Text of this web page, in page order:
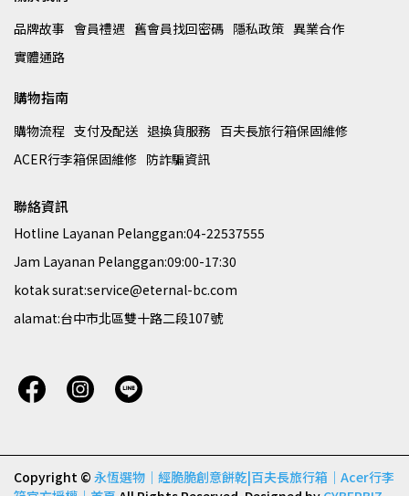
品牌故事 會員禮遇 舊會員找回密碼 隱私政策 異業合作
實體通路
購物指南
購物流程 支付及配送 退換貨服務 百夫長旅行箱保固維修
ACER行李箱保固維修 防詐騙資訊
聯絡資訊
Hotline Layanan Pelanggan:04-22537555
Jam Layanan Pelanggan:09:00-17:30
kotak surat:service@eternal-bc.com
alamat:台中市北區雙十路二段107號
Copyright © 永恆選物｜經脆脆創意餅乾|百夫長旅行箱｜Acer行李